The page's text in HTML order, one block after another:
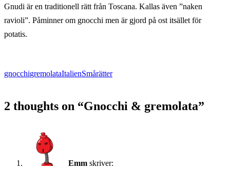
Gnudi är en traditionell rätt från Toscana. Kallas även ”naken
ravioli”. Påminner om gnocchi men är gjord på ost itsället för
potatis.
gnocchigremolataItalienSmårätter
2 thoughts on “Gnocchi & gremolata”
Emm skriver: